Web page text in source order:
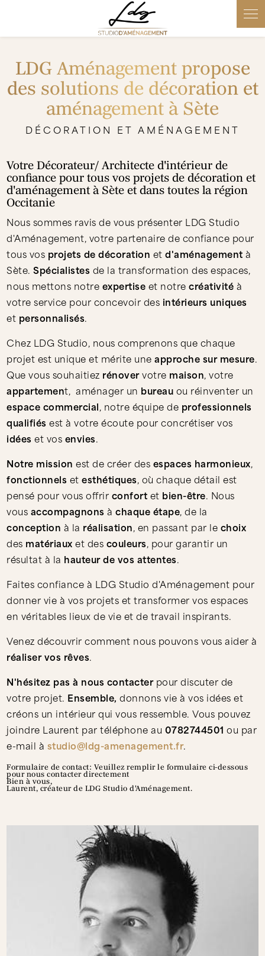
LDG Aménagement propose
des solutions de décoration et
aménagement à Sète
DÉCORATION ET AMÉNAGEMENT
Votre Décorateur/ Architecte d'intérieur de
confiance pour tous vos projets de décoration et
d'aménagement à Sète et dans toutes la région
Occitanie
Nous sommes ravis de vous présenter LDG Studio
d'Aménagement, votre partenaire de confiance pour
tous vos projets de décoration et d'aménagement à
Sète.Spécialistes de la transformation des espaces,
nous mettons notre expertise et notrecréativité à
votre service pour concevoir des
intérieurs uniques
et personnalisés.
Chez LDG Studio, nous comprenons que chaque
projet est unique et mérite uneapproche sur mesure.
Que vous souhaitiez rénovervotre maison, votre
appartement, aménager un bureau ou réinventer un
espace commercial , notre équipe de professionnels
qualifiés est à votre écoute pour concrétiser vos
idées et vos envies .
Notre mission est de créer des espaces harmonieux,
fonctionnels etesthétiques , où chaque détail est
pensé pour vous offrir confort et bien-être. Nous
vous accompagnons àchaque étape, de la
conception à la réalisation , en passant par le choix
des matériauxet des couleurs , pour garantir un
résultat à la hauteur de vos attentes .
Faites confiance à LDG Studio d'Aménagement pour
donner vie à vos projets et transformer vos espaces
en véritables lieux de vie et de travail inspirants.
Venez découvrir comment nous pouvons vous aider à
réaliser vos rêves.
N'hésitez pas à nous contacter pour discuter de
votre projet. Ensemble, donnons vie à vos idées et
créons un intérieur qui vous ressemble. Vous pouvez
joindre Laurent par téléphone au 0782744501 ou par
e-mail à studio@ldg-amenagement.fr.
Formulaire de contact: Veuillez remplir le formulaire ci-dessous
pour nous contacter directement
Bien à vous,
Laurent, créateur de LDG Studio d'Aménagement.
Panneau de gestion des cookies